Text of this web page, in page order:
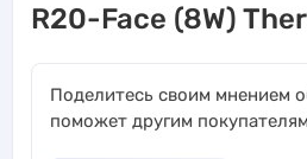
R20-Face (8W)
Поделитесь своим мнением
поможет другим